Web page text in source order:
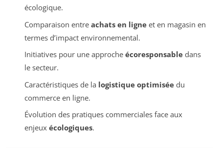
écologique.
Comparaison entre achats en ligneet en magasin en
termes d’impact environnemental.
Initiatives pour une approche écoresponsabledans
le secteur.
Caractéristiques de la logistique optimiséedu
commerce en ligne.
Évolution des pratiques commerciales face aux
enjeux écologiques.